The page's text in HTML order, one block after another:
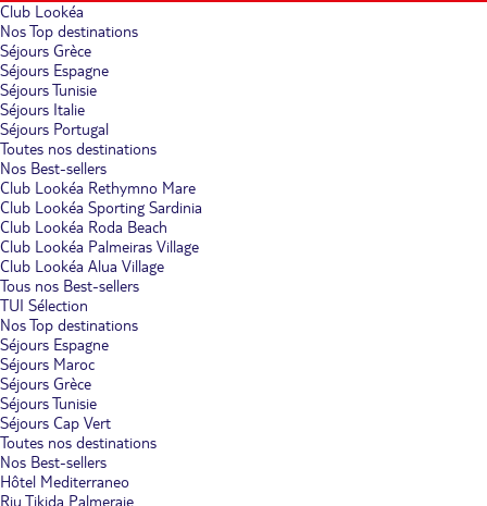
Club Lookéa
Nos Top destinations
Séjours Grèce
Séjours Espagne
Séjours Tunisie
Séjours Italie
Séjours Portugal
Toutes nos destinations
Nos Best-sellers
Club Lookéa Rethymno Mare
Club Lookéa Sporting Sardinia
Club Lookéa Roda Beach
Club Lookéa Palmeiras Village
Club Lookéa Alua Village
Tous nos Best-sellers
TUI Sélection
Nos Top destinations
Séjours Espagne
Séjours Maroc
Séjours Grèce
Séjours Tunisie
Séjours Cap Vert
Toutes nos destinations
Nos Best-sellers
Hôtel Mediterraneo
Riu Tikida Palmeraie